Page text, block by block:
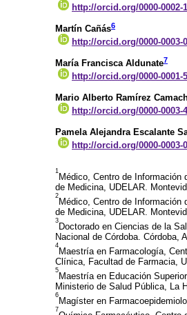
http://orcid.org/0000-0002-
Martín Cañás6
http://orcid.org/0000-0003-
María Francisca Aldunate7
http://orcid.org/0000-0001-
Mario Alberto Ramírez
http://orcid.org/0000-0003-
Pamela Alejandra Escalante
http://orcid.org/0000-0003-
1
Médico, Centro de
de Medicina, UDELAR.
2
Médico, Centro de
de Medicina, UDELAR.
3
Doctorado en Ciencias de la
Nacional de Córdoba. Córdoba,
4
Maestría en Farmacología,
Clínica, Facultad de Farmacia,
5
Maestría en Educación
Ministerio de Salud Pública, La
6
Magíster en
7